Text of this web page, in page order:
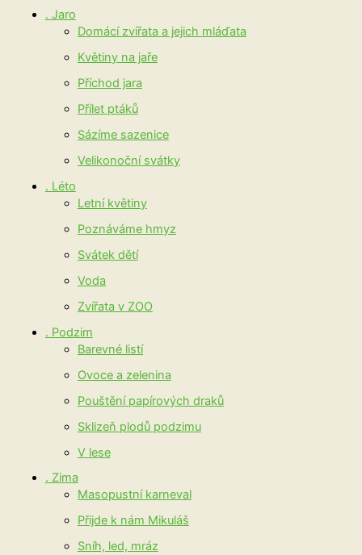
. Jaro
Domácí zvířata a jejich mláďata
Květiny na jaře
Příchod jara
Přílet ptáků
Sázíme sazenice
Velikonoční svátky
. Léto
Letní květiny
Poznáváme hmyz
Svátek dětí
Voda
Zvířata v ZOO
. Podzim
Barevné listí
Ovoce a zelenina
Pouštění papírových draků
Sklizeň plodů podzimu
V lese
. Zima
Masopustní karneval
Přijde k nám Mikuláš
Sníh, led, mráz